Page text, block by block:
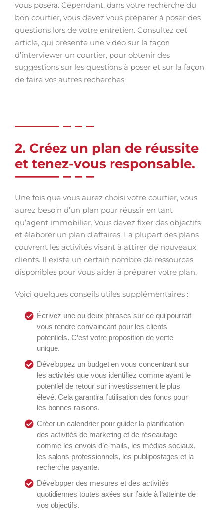
vous posera. Cependant, dans votre recherche du
bon courtier, vous devez vous préparer à poser des
questions lors de votre entretien. Consultez cet
article, qui présente une vidéo sur la façon
d’interviewer un courtier, pour obtenir des
suggestions sur les questions à poser et sur la façon
de faire vos autres recherches.
2. Créez un plan de réussite
et tenez-vous responsable.
Une fois que vous aurez choisi votre courtier, vous
aurez besoin d’un plan pour réussir en tant
qu’agent immobilier. Vous devez fixer des objectifs
et élaborer un plan d’affaires. La plupart des plans
couvrent les activités visant à attirer de nouveaux
clients. Il existe un certain nombre de ressources
disponibles pour vous aider à préparer votre plan.
Voici quelques conseils utiles supplémentaires :
Écrivez une ou deux phrases sur ce qui pourrait
vous rendre convaincant pour les clients
potentiels. C’est votre proposition de vente
unique.
Développez un budget en vous concentrant sur
les activités que vous identifiez comme ayant le
potentiel de retour sur investissement le plus
élevé. Cela garantira l’utilisation des fonds pour
les bonnes raisons.
Créer un calendrier pour guider la planification
des activités de marketing et de réseautage
comme les envois d’e-mails, les médias sociaux,
les salons professionnels, les publipostages et la
recherche payante.
Développer des mesures et des activités
quotidiennes toutes axées sur l’aide à l’atteinte de
vos objectifs.